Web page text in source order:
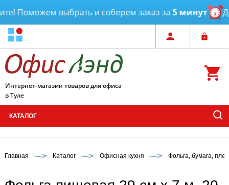
Поможем выбрать и соберем заказ за5 минут
Интернет-магазин товаров для офиса
в Туле
КАТАЛОГ
Главная Каталог Офисная кухня Фольга, бумага,